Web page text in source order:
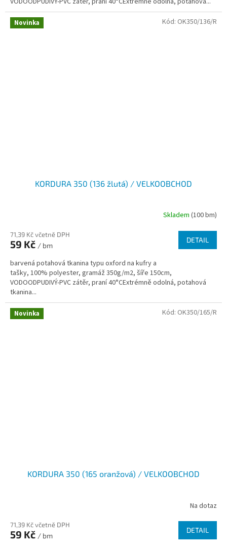
Novinka
KORDURA 350 (136 žlutá) / VELKOOBCHOD
Skladem (100 bm)
71,39 Kč včetně DPH
59 Kč / bm
DETAIL
barvená potahová tkanina typu oxford na kufry a
tašky, 100% polyester, gramáž 350g/m2, šíře 150cm,
VODOODPUDIVÝ-PVC zátěr, praní 40°CExtrémně odolná, potahová
tkanina...
Kód: OK350/136/R
Novinka
KORDURA 350 (165 oranžová) / VELKOOBCHOD
Na dotaz
71,39 Kč včetně DPH
59 Kč / bm
DETAIL
Kód: OK350/165/R